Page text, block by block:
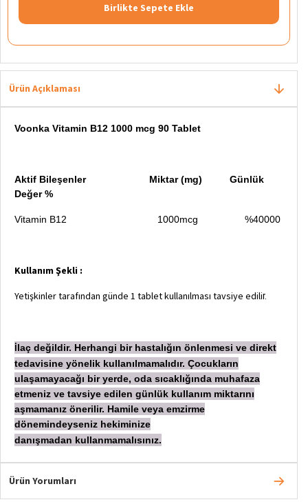
Birlikte Sepete Ekle
Ürün Açıklaması
Voonka Vitamin B12 1000 mcg 90 Tablet
Aktif Bileşenler Miktar (mg) Günlük
Değer %
Vitamin B12 1000mcg %40000
Kullanım Şekli :
Yetişkinler tarafından günde 1 tablet kullanılması tavsiye edilir.
laç değildir. Herhangi bir hastalığın önlenmesi ve direkt
tedavisine yönelik kullanılmamalıdır. Çocukların
ulaşamayacağı bir yerde, oda sıcaklığında muhafaza
etmeniz ve tavsiye edilen günlük kullanım miktarını
aşmamanız önerilir. Hamile veya emzirme
dönemindeyseniz hekiminize
danışmadan kullanmamalısınız.
Ürün Yorumları